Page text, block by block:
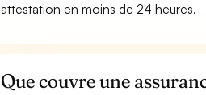
attestation en moins de 24 heures.
Que couvre une